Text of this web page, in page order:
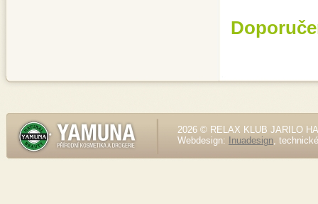
2026 © RELAX KLUB JARILO
Webdesign:
Inuadesign,